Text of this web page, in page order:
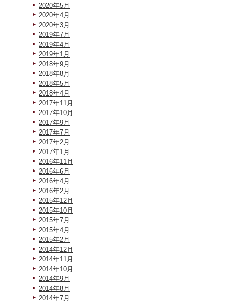
2020年5月
2020年4月
2020年3月
2019年7月
2019年4月
2019年1月
2018年9月
2018年8月
2018年5月
2018年4月
2017年11月
2017年10月
2017年9月
2017年7月
2017年2月
2017年1月
2016年11月
2016年6月
2016年4月
2016年2月
2015年12月
2015年10月
2015年7月
2015年4月
2015年2月
2014年12月
2014年11月
2014年10月
2014年9月
2014年8月
2014年7月